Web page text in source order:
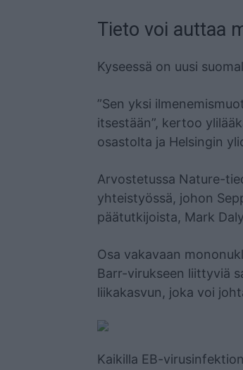
Tieto voi auttaa
Kyseessä on uusi
”Sen yksi
itsestään”, kertoo
osastolta ja Helsingin
Arvostetussa Nature-
yhteistyössä, johon
päätutkijoista, Mark
Osa vakavaan
Barr-virukseen liittyviä
liikakasvun, joka voi
Kaikilla EB-